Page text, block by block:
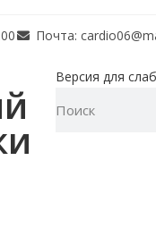
Почта:
Версия для